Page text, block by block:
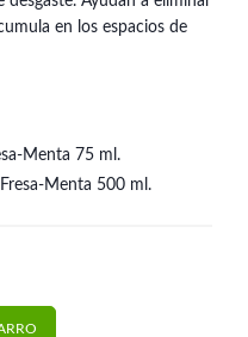
en los espacios de
Menta 75 ml.
Menta 500 ml.